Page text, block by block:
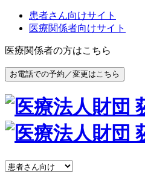
患者さん向けサイト
医療関係者向けサイト
医療関係者の方はこちら
お電話での予約／変更はこちら